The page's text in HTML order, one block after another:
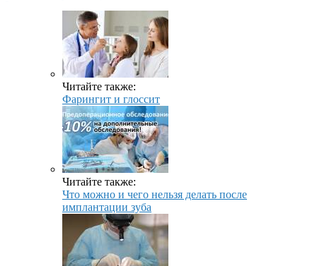
Читайте также:
Фарингит и глоссит
Читайте также:
Что можно и чего нельзя делать после
имплантации зуба